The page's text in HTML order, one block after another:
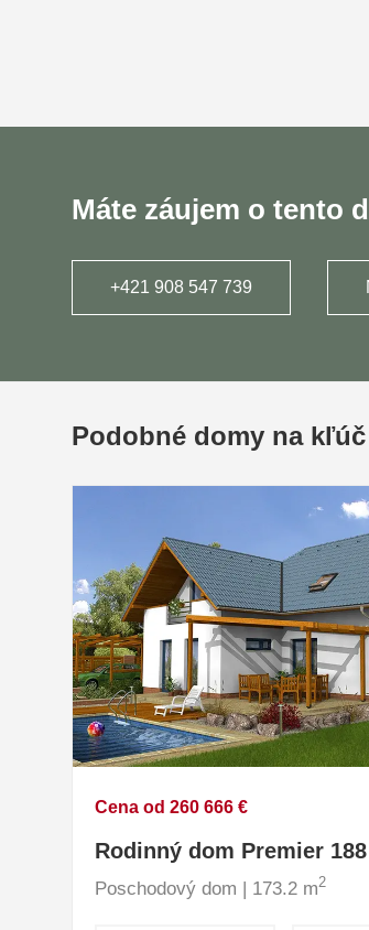
Máte záujem o tento
+421 908 547 739
Podobné domy na kľúč
Cena od 260 666 €
Rodinný dom Premier 188
Poschodový dom | 173.2 m2